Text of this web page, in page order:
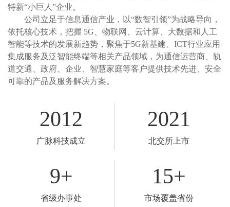
特新“小巨人”企业。
公司立足于信息通信产业，以“数智引领”为战略导向，
依托核心技术，把握 5G、物联网、云计算、大数据和人工
智能等技术的发展新趋势，聚焦于5G新基建、ICT行业应用
集成服务及泛智能终端等相关产品领域，为通信运营商、轨
道交通、政府、企业、智慧家庭等客户提供技术先进、安全
可靠的产品及服务解决方案。
2012
广脉科技成立
2021
北交所上市
9+
省级办事处
15+
市场覆盖省份